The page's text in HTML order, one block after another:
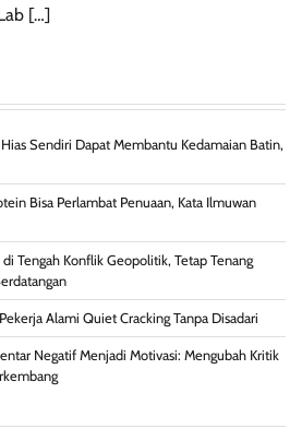
[…]
Sendiri Dapat Membantu Kedamaian Batin,
Bisa Perlambat Penuaan, Kata Ilmuwan
di Tengah Konflik Geopolitik, Tetap Tenang
Alami Quiet Cracking Tanpa Disadari
Negatif Menjadi Motivasi: Mengubah Kritik